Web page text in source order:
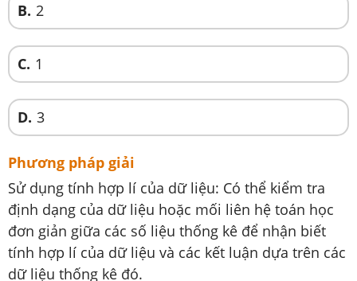
B. 2
C. 1
D. 3
Phương pháp giải
Sử dụng tính hợp lí của dữ liệu: Có thể kiểm tra
định dạng của dữ liệu hoặc mối liên hệ toán học
đơn giản giữa các số liệu thống kê để nhận biết
tính hợp lí của dữ liệu và các kết luận dựa trên các
dữ liệu thống kê đó.